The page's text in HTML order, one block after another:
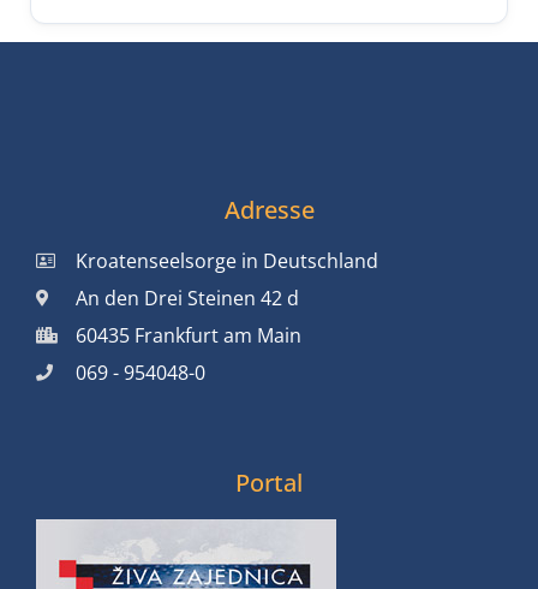
Adresse
Kroatenseelsorge in Deutschland
An den Drei Steinen 42 d
60435 Frankfurt am Main
069 - 954048-0
Portal